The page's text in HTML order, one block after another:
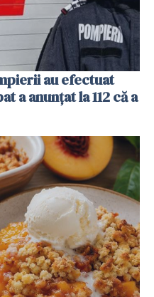
au efectuat
a anunțat la 112 că a